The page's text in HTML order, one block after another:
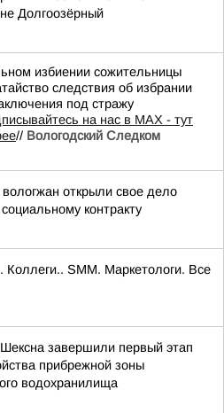
Долгоозёрный
избиении сожительницы
следствия об избрании
под стражу
на нас в MAX - тут
// Вологодский Следком
открыли свое дело
контракту
Коллеги.. SMM. Маркетологи. Все
завершили первый этап
прибрежной зоны
водохранилища